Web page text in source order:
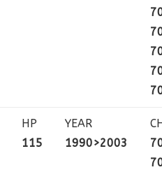
HP
115
YEAR
1990>2003